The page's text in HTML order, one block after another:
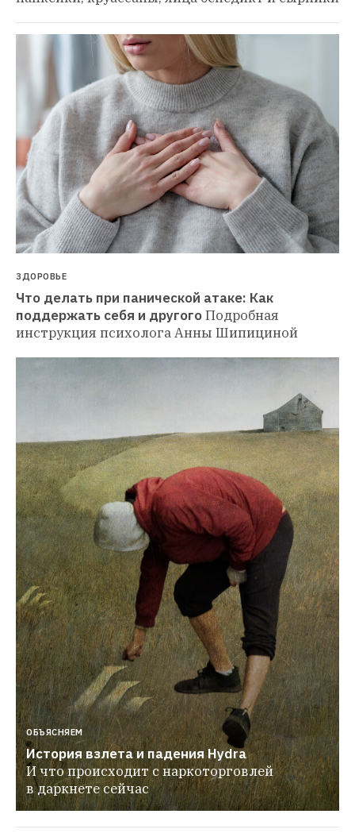
ЗДОРОВЬЕ
Что делать при панической атаке: Как
поддержать себя и другогоПодробная
инструкция психолога Анны Шипициной
ОБЪЯСНЯЕМ
История взлета и падения Hydra
И что происходит с наркоторговлей
в даркнете сейчас